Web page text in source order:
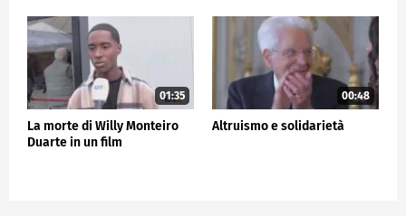
comprensione delle opinioni e delle esigenze degli
altri" ha aggiunto Sergio Mattarella ricordando il
giovane che è stato insignito della medaglia d'oro al
valore civile alla memoria.
01:35
La morte di Willy Monteiro
Duarte in un film
00:48
Altruismo e solidarietà